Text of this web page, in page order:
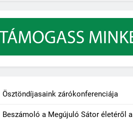
Ösztöndíjasaink zárókonferenciája
Beszámoló a Megújuló Sátor életéről a